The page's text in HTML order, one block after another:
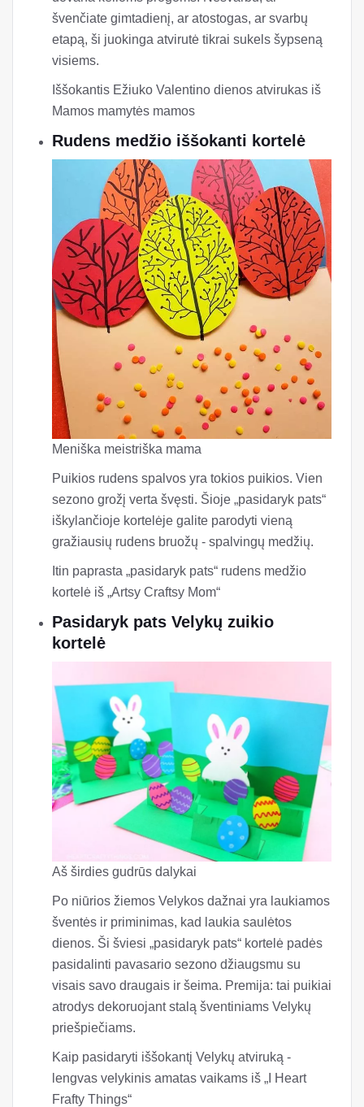
švenčiate gimtadienį, ar atostogas, ar svarbų
etapą, ši juokinga atvirutė tikrai sukels šypseną
visiems.
Iššokantis Ežiuko Valentino dienos atvirukas iš
Mamos mamytės mamos
Rudens medžio iššokanti kortelė
Meniška meistriška mama
Puikios rudens spalvos yra tokios puikios. Vien
sezono grožį verta švęsti. Šioje „pasidaryk pats“
iškylančioje kortelėje galite parodyti vieną
gražiausių rudens bruožų - spalvingų medžių.
Itin paprasta „pasidaryk pats“ rudens medžio
kortelė iš „Artsy Craftsy Mom“
Pasidaryk pats Velykų zuikio
kortelė
Aš širdies gudrūs dalykai
Po niūrios žiemos Velykos dažnai yra laukiamos
šventės ir priminimas, kad laukia saulėtos
dienos. Ši šviesi „pasidaryk pats“ kortelė padės
pasidalinti pavasario sezono džiaugsmu su
visais savo draugais ir šeima. Premija: tai puikiai
atrodys dekoruojant stalą šventiniams Velykų
priešpiečiams.
Kaip pasidaryti iššokantį Velykų atviruką -
lengvas velykinis amatas vaikams iš „I Heart
Frafty Things“